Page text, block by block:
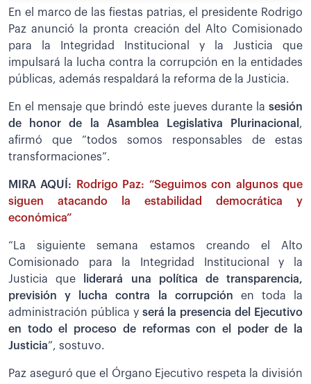
En el marco de las fiestas patrias, el presidente Rodrigo
Paz anunció la pronta creación del Alto Comisionado
para la Integridad Institucional y la Justicia que
impulsará la lucha contra la corrupción en la entidades
públicas, además respaldará la reforma de la Justicia.
En el mensaje que brindó este jueves durante la sesión
de honor de la Asamblea Legislativa Plurinacional ,
afirmó que “todos somos responsables de estas
transformaciones”.
MIRA AQUÍ:
Rodrigo Paz: “Seguimos con algunos que
siguen atacando la estabilidad democrática y
económica”
“La siguiente semana estamos creando el Alto
Comisionado para la Integridad Institucional y la
Justicia que liderará una política de transparencia,
previsión y lucha contra la corrupción en toda la
administración pública y será la presencia del Ejecutivo
en todo el proceso de reformas con el poder de la
Justicia”, sostuvo.
Paz aseguró que el Órgano Ejecutivo respeta la división